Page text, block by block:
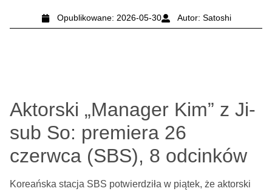
Opublikowane: 2026-05-30 Autor: Satoshi
Aktorski „Manager Kim” z Ji-
sub So: premiera 26
czerwca (SBS), 8 odcinków
Koreańska stacja SBS potwierdziła w piątek, że aktorski